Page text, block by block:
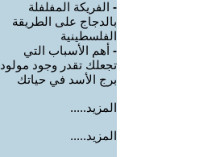
- الفريكة المفلفلة
بالدجاج على الطريقة
الفلسطينية
- أهم الأسباب التي
تجعلك تقدر وجود مولود
برج الأسد في حياتك
المزيد.....
المزيد.....